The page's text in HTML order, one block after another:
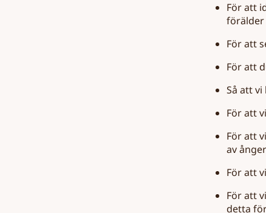
För att
förälder
För att
För att
Så att
För att
För att
av
För att
För att
detta